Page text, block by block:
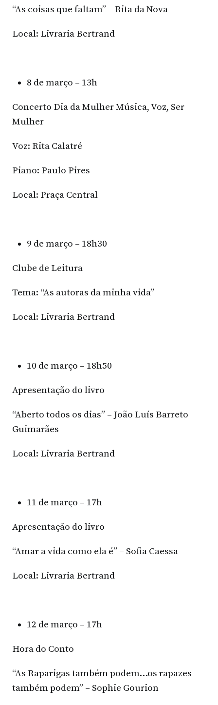
“As coisas que faltam” – Rita da Nova
Local: Livraria Bertrand
8 de março – 13h
Concerto Dia da Mulher Música, Voz, Ser
Mulher
Voz: Rita Calatré
Piano: Paulo Pires
Local: Praça Central
9 de março – 18h30
Clube de Leitura
Tema: “As autoras da minha vida”
Local: Livraria Bertrand
10 de março – 18h50
Apresentação do livro
“Aberto todos os dias” – João Luís Barreto
Guimarães
Local: Livraria Bertrand
11 de março – 17h
Apresentação do livro
“Amar a vida como ela é” – Sofia Caessa
Local: Livraria Bertrand
12 de março – 17h
Hora do Conto
“As Raparigas também podem…os rapazes
também podem” – Sophie Gourion